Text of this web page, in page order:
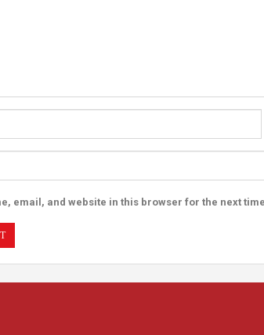
email, and website in this browser for the next